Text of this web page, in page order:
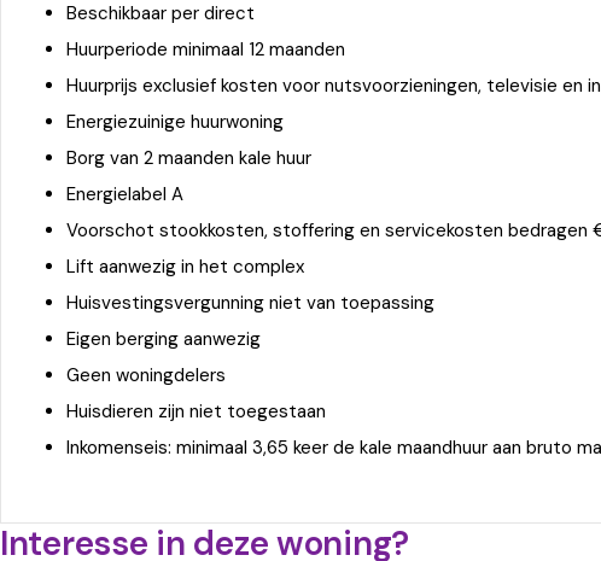
Beschikbaar per direct
Huurperiode minimaal 12 maanden
Huurprijs exclusief kosten voor nutsvoorzieningen, televisie en
Energiezuinige huurwoning
Borg van 2 maanden kale huur
Energielabel A
Voorschot stookkosten, stoffering en servicekosten bedragen
Lift aanwezig in het complex
Huisvestingsvergunning niet van toepassing
Eigen berging aanwezig
Geen woningdelers
Huisdieren zijn niet toegestaan
Inkomenseis: minimaal 3,65 keer de kale maandhuur aan bruto
Interesse in deze woning?